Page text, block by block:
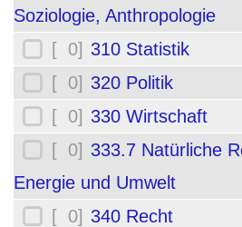
Soziologie, Anthropologie
[ 0] 310 Statistik
[ 0] 320 Politik
[ 0] 330 Wirtschaft
[ 0] 333.7 Natürliche
Energie und Umwelt
[ 0] 340 Recht